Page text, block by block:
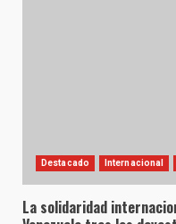
Destacado Internacional
La solidaridad